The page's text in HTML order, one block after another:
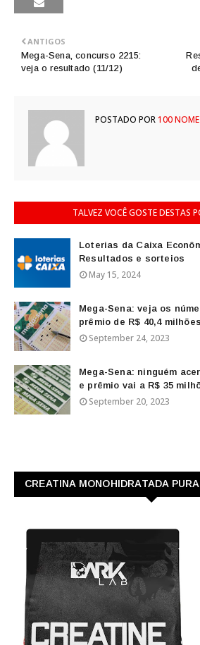
ANTIGOS
Mega-Sena, concurso 2215:
veja o resultado (11/12)
POSTADO POR100 NOME
TALVEZ VOCÊ GOSTE DESTAS
Loterias da Caixa
Resultados e sorteios
May 15, 2024
Mega-Sena: veja os
prêmio de R$ 40,4 milhões
September 24, 2023
Mega-Sena: ninguém
e prêmio vai a R$ 35
September 20, 2023
CREATINA MONOHIDRATADA